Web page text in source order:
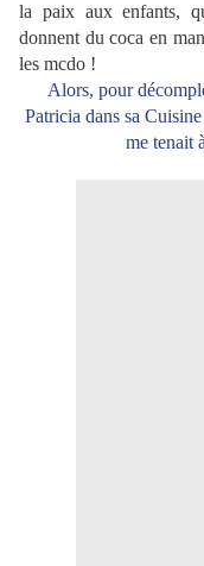
la paix aux enfants,
donnent du coca en
les mcdo !
Alors, pour
Patricia dans sa
me tenait